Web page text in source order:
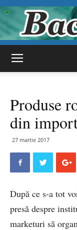
Produse
din
27 martie 2017
După ce s-a tot
presă despre
marketuri să